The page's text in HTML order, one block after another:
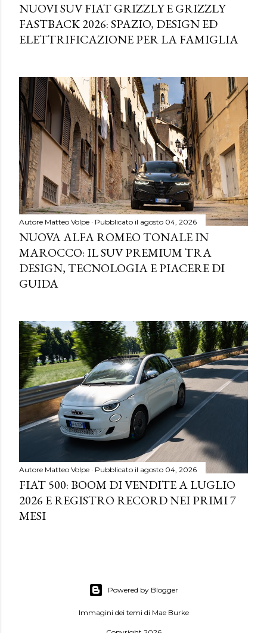
NUOVI SUV FIAT GRIZZLY E GRIZZLY
FASTBACK 2026: SPAZIO, DESIGN ED
ELETTRIFICAZIONE PER LA FAMIGLIA
Autore Matteo Volpe Pubblicato il agosto 04, 2026
NUOVA ALFA ROMEO TONALE IN
MAROCCO: IL SUV PREMIUM TRA
DESIGN, TECNOLOGIA E PIACERE DI
GUIDA
Autore Matteo Volpe Pubblicato il agosto 04, 2026
FIAT 500: BOOM DI VENDITE A LUGLIO
2026 E REGISTRO RECORD NEI PRIMI 7
MESI
Powered by Blogger
Immagini dei temi di Mae Burke